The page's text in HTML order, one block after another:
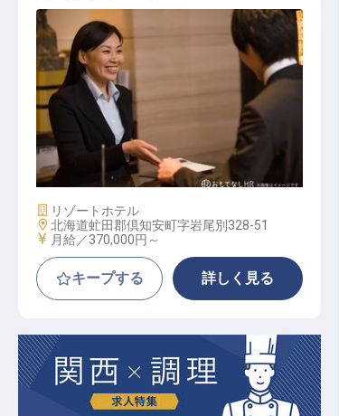
宿泊課長（フロントデスクマネージ
ャー）
施設業態
リゾートホテル
勤務地
北海道虻田郡倶知安町字岩尾別328-51
給与
月給／370,000円～
キープする 詳しく見る